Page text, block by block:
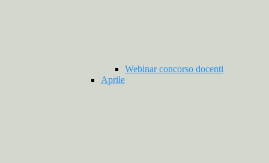
Webinar concorso docenti
Aprile